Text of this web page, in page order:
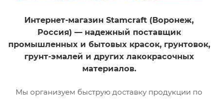
Тип материала
Рабочий инструмент
Интернет-магазин Stamcraft (Воронеж,
Россия) — надежный поставщик
промышленных и бытовых красок, грунтовок,
грунт-эмалей и других лакокрасочных
материалов.
Мы организуем быструю доставку продукции по